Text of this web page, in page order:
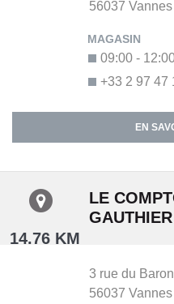
56037 Vannes
+33 2 97 47
09:00 -
EN
14.76 KM
LE
3 rue du
56037 Vannes